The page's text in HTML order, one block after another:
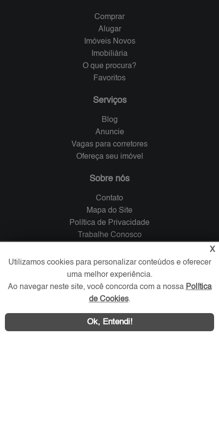
Comprar
Alugar
Imóveis Novos
Imobiliária
O que procura?
Favoritos
Serviços
Blog
Anuncie
Vagas para corretores
Ofereça seu imóvel
Sobre nós
Contato
Mapa do Site
Política de Privacidade
Trabalhe Conosco
Verificada por
Redes Sociais
X
Utilizamos cookies para personalizar conteúdos e oferecer
uma melhor experiência.
Ao navegar neste site, você concorda com a nossa Política
de Cookies.
Ok, Entendi!